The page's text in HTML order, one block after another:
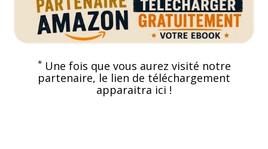
*Une fois que vous aurez visité notre
partenaire, le lien de téléchargement
apparaitra ici !